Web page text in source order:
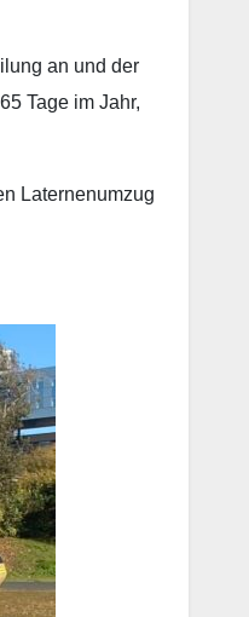
an und der
Tage im Jahr,
Laternenumzug